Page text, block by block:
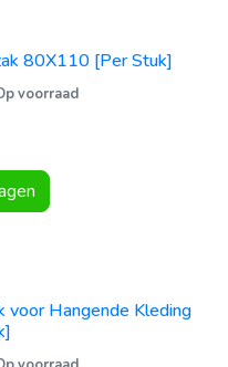
80X110 [Per Stuk]
voorraad
voor Hangende Kleding